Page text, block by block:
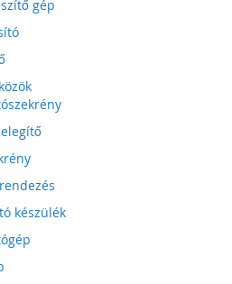
gép
készülék